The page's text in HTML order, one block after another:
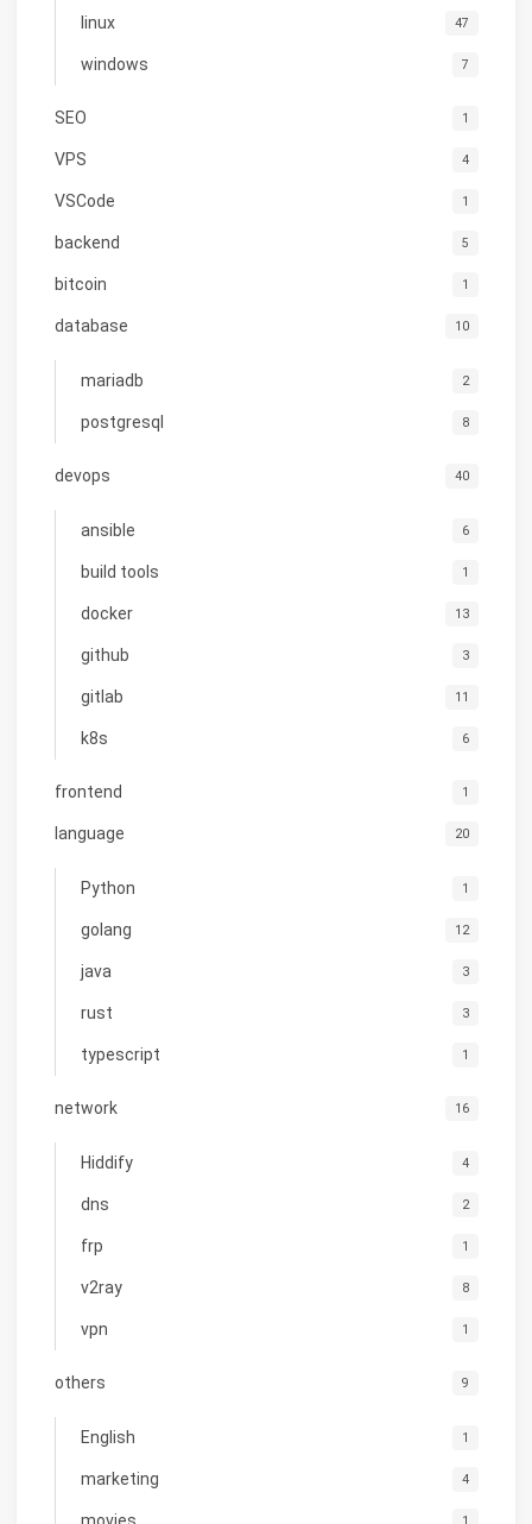
linux 47
windows 7
SEO 1
VPS 4
VSCode 1
backend 5
bitcoin 1
database 10
mariadb 2
postgresql 8
devops 40
ansible 6
build tools 1
docker 13
github 3
gitlab 11
k8s 6
frontend 1
language 20
Python 1
golang 12
java 3
rust 3
typescript 1
network 16
Hiddify 4
dns 2
frp 1
v2ray 8
vpn 1
others 9
English 1
marketing 4
movies 1